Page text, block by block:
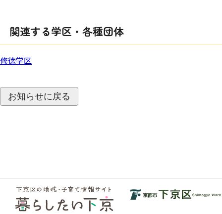
関連する学区・各種団体
修徳学区
お知らせに戻る
フッ
ター